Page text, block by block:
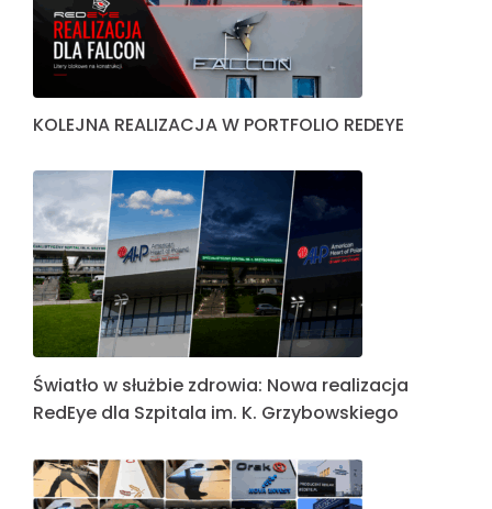
KOLEJNA REALIZACJA W PORTFOLIO REDEYE
Światło w służbie zdrowia: Nowa realizacja
RedEye dla Szpitala im. K. Grzybowskiego